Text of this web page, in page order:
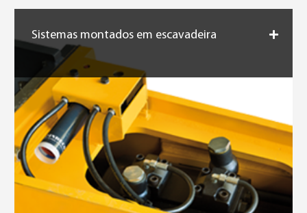
Sistemas montados em escavadeira